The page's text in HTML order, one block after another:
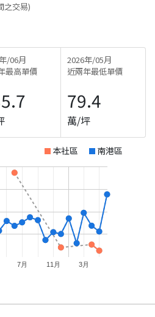
之交易)
/06月
最高單價
2026年/05月
近兩年最低單價
79.4
萬/坪
本社區 南港區
7月 11月 3月